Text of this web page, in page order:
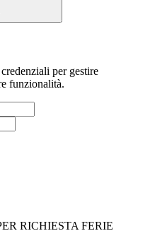
per gestire
funzionalità.
RICHIESTA FERIE